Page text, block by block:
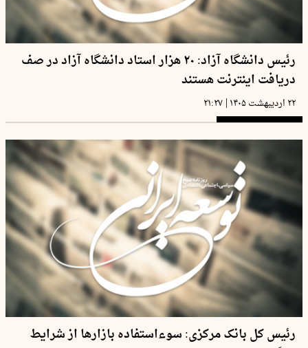
رئیس دانشگاه آزاد: ۲۰ هزار استاد دانشگاه آزاد در صف
دریافت اینترنت هستند
۲۲ اردیبهشت ۱۴۰۵ | ۲۱:۲۷
رئیس کل بانک مرکزی: سوءاستفاده بازارها از شرایط